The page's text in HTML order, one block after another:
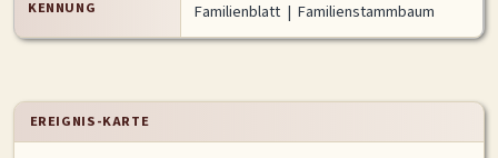
KENNUNG
Familienblatt | Familienstammbaum
EREIGNIS-KARTE